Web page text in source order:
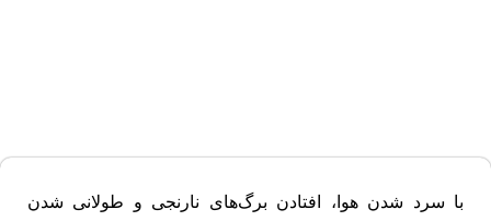
با سرد شدن هوا، افتادن برگ‌های نارنجی و طولانی شدن